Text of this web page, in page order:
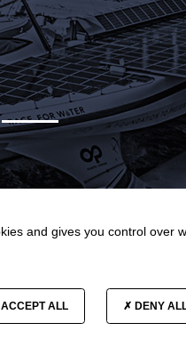
and gives you control over
ALL DENY